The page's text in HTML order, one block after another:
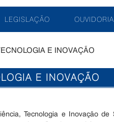
LEGISLAÇÃO OUVIDORIA
E INOVAÇÃO
E INOVAÇÃO
Tecnologia e Inovação